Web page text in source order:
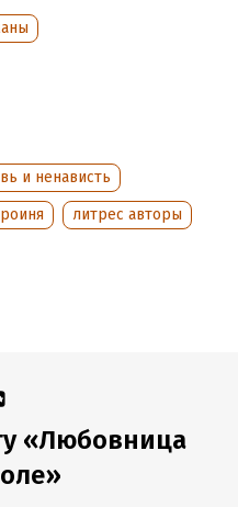
и ненависть
литрес авторы
«Любовница